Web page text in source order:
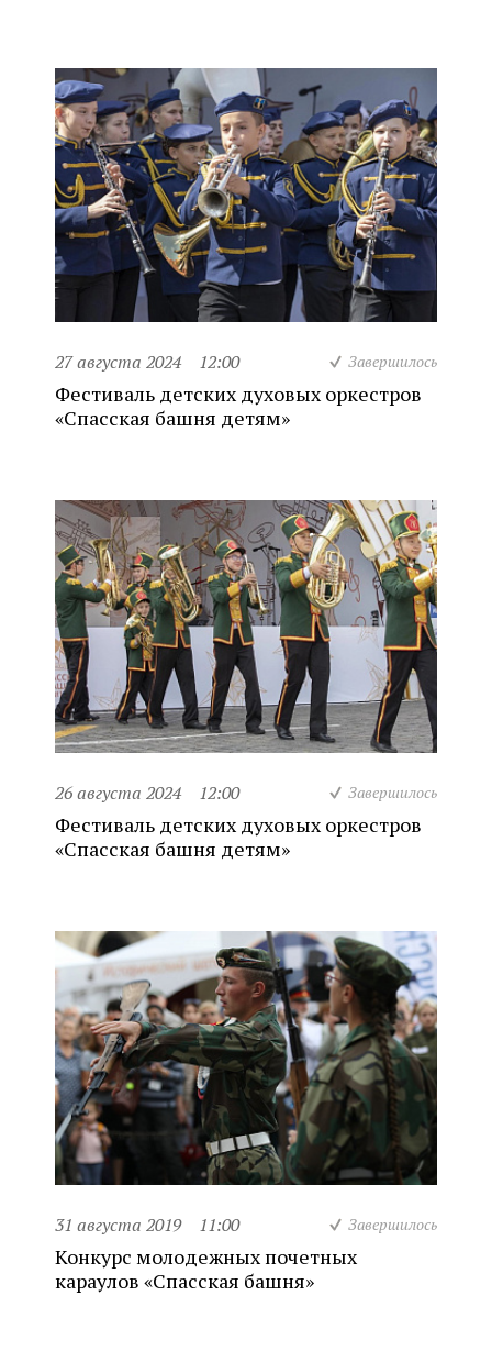
27 августа 2024 12:00 Завершилось
Фестиваль детских духовых оркестров
«Спасская башня детям»
26 августа 2024 12:00 Завершилось
Фестиваль детских духовых оркестров
«Спасская башня детям»
31 августа 2019 11:00 Завершилось
Конкурс молодежных почетных
караулов «Спасская башня»